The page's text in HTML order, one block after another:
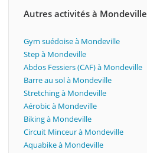
Autres activités à Mondeville
Gym suédoise à Mondeville
Step à Mondeville
Abdos Fessiers (CAF) à Mondeville
Barre au sol à Mondeville
Stretching à Mondeville
Aérobic à Mondeville
Biking à Mondeville
Circuit Minceur à Mondeville
Aquabike à Mondeville